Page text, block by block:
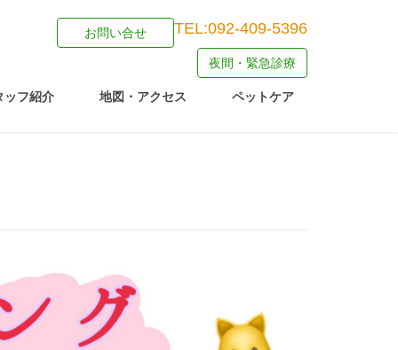
TEL:092-409-5396
お問い合せ
夜間・緊急診療
ッフ紹介 地図・アクセス ペットケア